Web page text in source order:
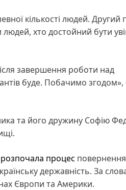
кількості людей. Другий
хто достойний бути
завершення роботи над
буде. Побачимо згодом»,
та його дружину Софію
розпочала процес
державність. За
Європи та Америки.